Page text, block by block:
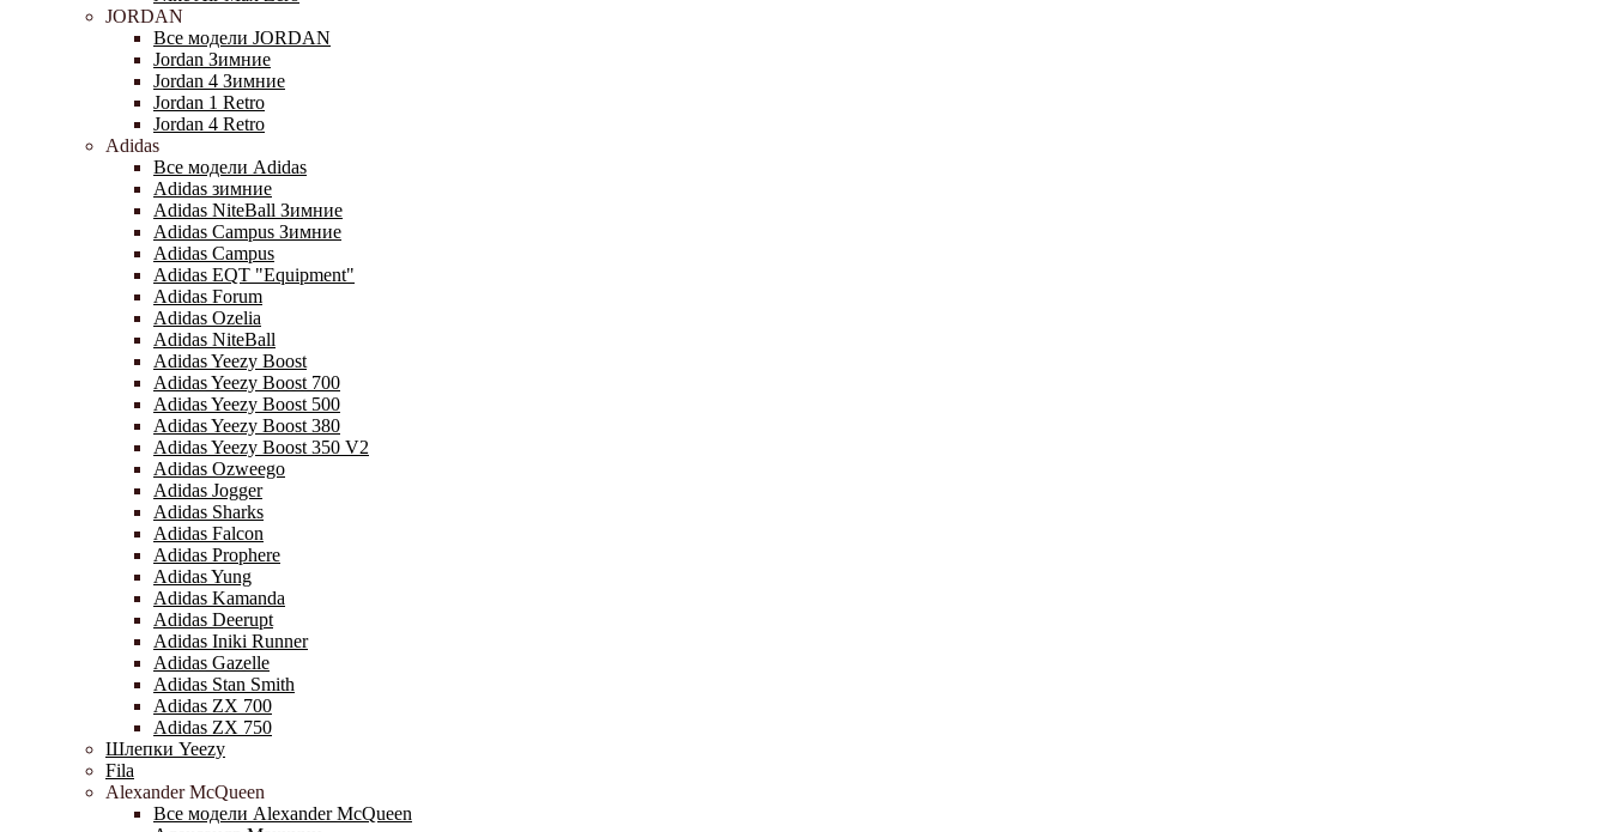
JORDAN
Все модели JORDAN
Jordan Зимние
Jordan 4 Зимние
Jordan 1 Retro
Jordan 4 Retro
Adidas
Все модели Adidas
Adidas зимние
Adidas NiteBall Зимние
Adidas Campus Зимние
Adidas Campus
Adidas EQT "Equipment"
Adidas Forum
Adidas Ozelia
Adidas NiteBall
Adidas Yeezy Boost
Adidas Yeezy Boost 700
Adidas Yeezy Boost 500
Adidas Yeezy Boost 380
Adidas Yeezy Boost 350 V2
Adidas Ozweego
Adidas Jogger
Adidas Sharks
Adidas Falcon
Adidas Prophere
Adidas Yung
Adidas Kamanda
Adidas Deerupt
Adidas Iniki Runner
Adidas Gazelle
Adidas Stan Smith
Adidas ZX 700
Adidas ZX 750
Шлепки Yeezy
Fila
Alexander McQueen
Все модели Alexander McQueen